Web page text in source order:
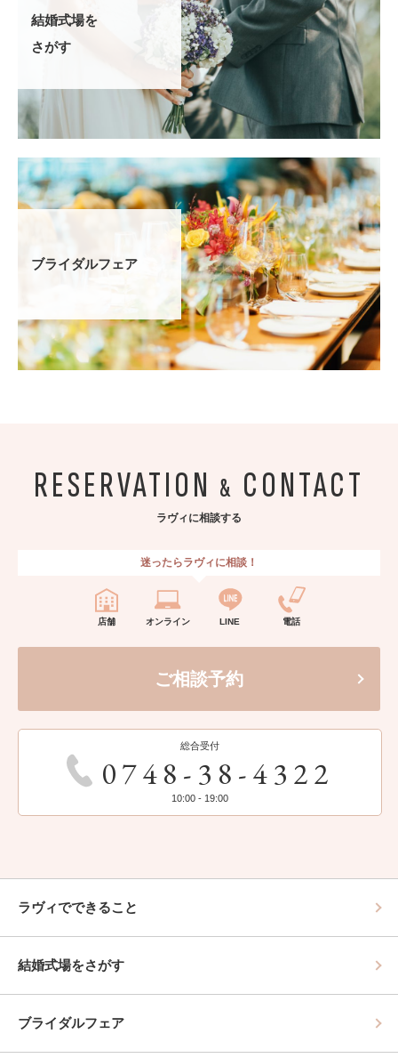
結婚式場を
さがす
ブライダルフェア
RESERVATION & CONTACT
ラヴィに相談する
迷ったらラヴィに相談！
店舗 オンライン LINE 電話
ご相談予約
総合受付
0748-38-4322
10:00 - 19:00
ラヴィでできること
結婚式場をさがす
ブライダルフェア